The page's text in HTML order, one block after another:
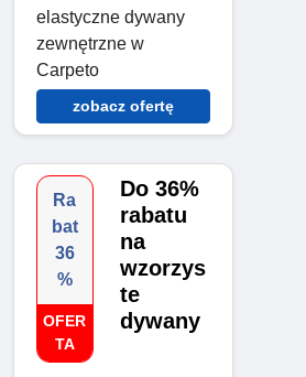
elastyczne dywany
zewnętrzne w
Carpeto
zobacz ofertę
Ra
bat
36
%
OFER
TA
Do 36%
rabatu
na
wzorzys
te
dywany